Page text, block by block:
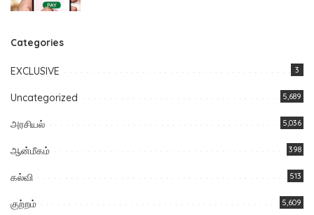
Categories
EXCLUSIVE 3
Uncategorized 5,689
அரசியல் 5,036
ஆன்மீகம் 398
கல்வி 513
குற்றம் 5,609